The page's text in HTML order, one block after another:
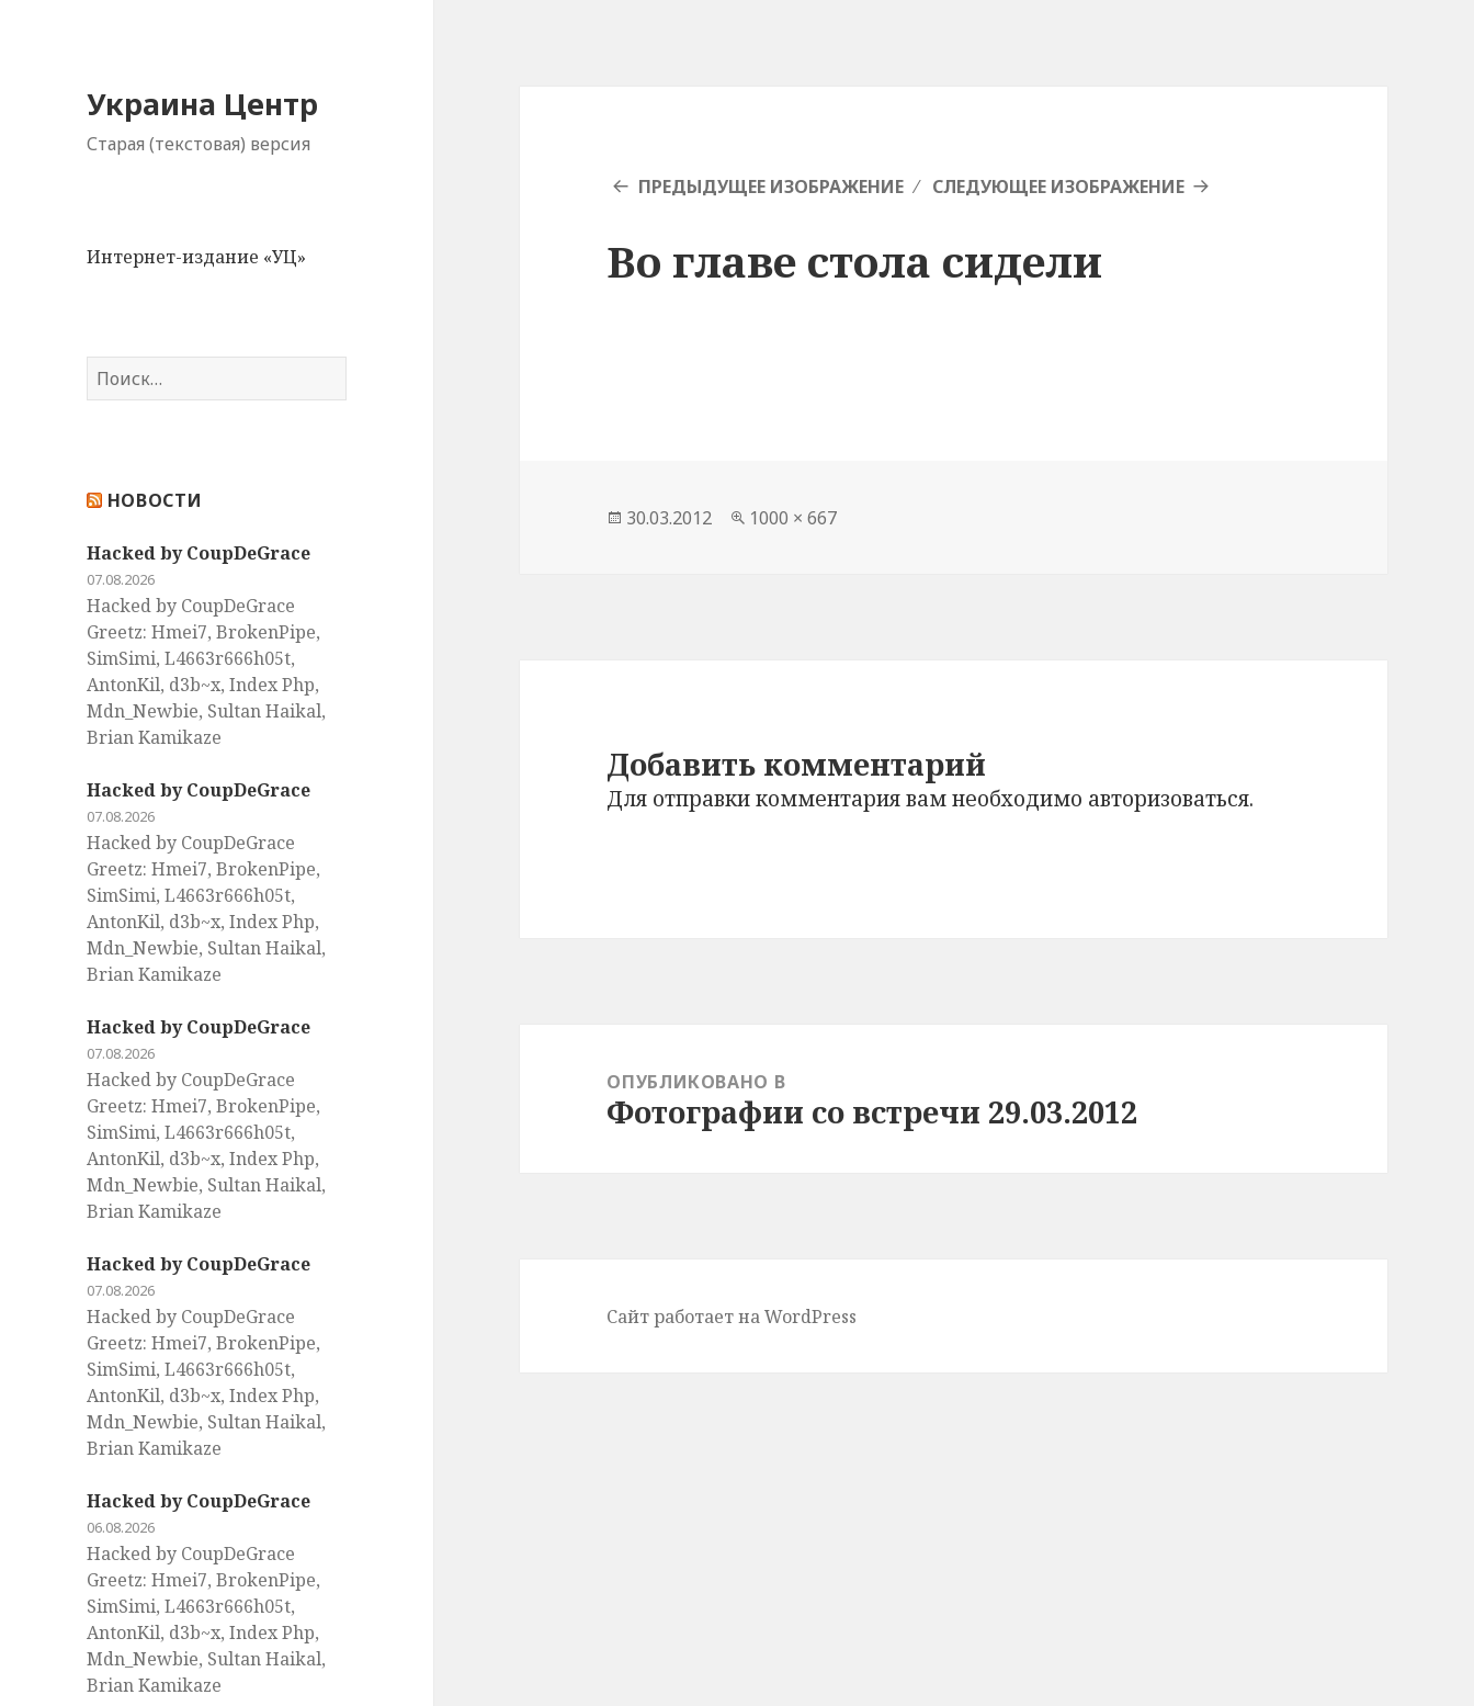
Украина Центр
Старая (текстовая) версия
Интернет-издание «УЦ»
Н
а
:
НОВОСТИ
Hacked by CoupDeGrace
07.08.2026
Hacked by CoupDeGrace
Greetz: Hmei7, BrokenPipe,
SimSimi, L4663r666h05t,
AntonKil, d3b~x, Index Php,
Mdn_Newbie, Sultan Haikal,
Brian Kamikaze
Hacked by CoupDeGrace
07.08.2026
Hacked by CoupDeGrace
Greetz: Hmei7, BrokenPipe,
SimSimi, L4663r666h05t,
AntonKil, d3b~x, Index Php,
Mdn_Newbie, Sultan Haikal,
Brian Kamikaze
Hacked by CoupDeGrace
07.08.2026
Hacked by CoupDeGrace
Greetz: Hmei7, BrokenPipe,
SimSimi, L4663r666h05t,
AntonKil, d3b~x, Index Php,
Mdn_Newbie, Sultan Haikal,
Brian Kamikaze
Hacked by CoupDeGrace
07.08.2026
Hacked by CoupDeGrace
Greetz: Hmei7, BrokenPipe,
SimSimi, L4663r666h05t,
AntonKil, d3b~x, Index Php,
Mdn_Newbie, Sultan Haikal,
Brian Kamikaze
Hacked by CoupDeGrace
06.08.2026
Hacked by CoupDeGrace
Greetz: Hmei7, BrokenPipe,
SimSimi, L4663r666h05t,
AntonKil, d3b~x, Index Php,
Mdn_Newbie, Sultan Haikal,
Brian Kamikaze
ПРЕДЫДУЩЕЕ ИЗОБРАЖЕНИЕ СЛЕДУЮЩЕЕ ИЗОБРАЖЕНИЕ
Во главе стола сидели
Опубликовано
30.03.2012
Полный
1000 × 667
Добавить комментарий
Для отправки комментария вам необходимо авторизоваться.
записям
ОПУБЛИКОВАНО В
Фотографии со встречи 29.03.2012
Сайт работает на WordPress